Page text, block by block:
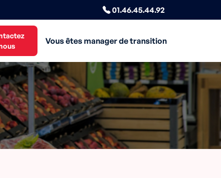
01.46.45.44.92
Vous êtes manager de transition